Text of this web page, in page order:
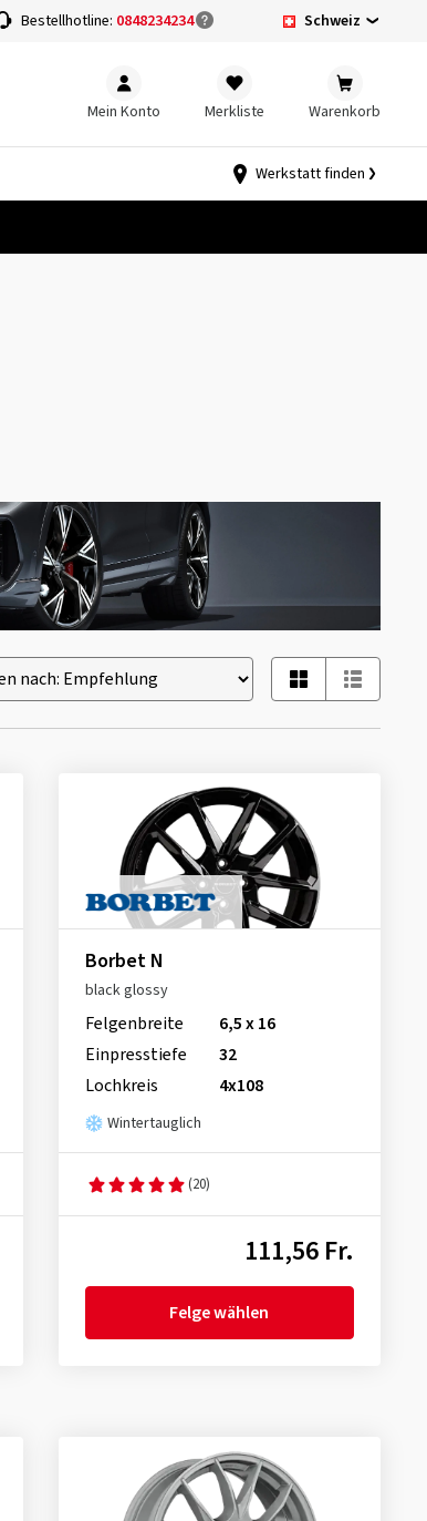
Bestellhotline: 0848234234 Schweiz
Mein Konto Merkliste Warenkorb
Werkstatt finden
Borbet N
black glossy
Felgenbreite
6,5 x 16
Einpresstiefe
32
Lochkreis
4x108
Wintertauglich
(20)
111,56 Fr.
Felge wählen